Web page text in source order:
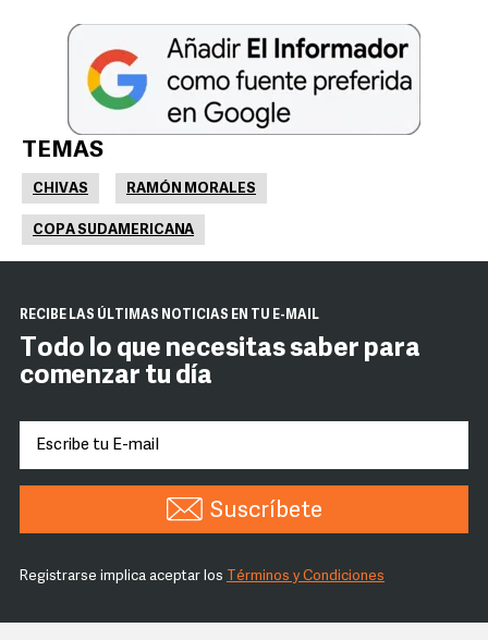
TEMAS
CHIVAS RAMÓN MORALES
COPA SUDAMERICANA
RECIBE LAS ÚLTIMAS NOTICIAS EN TU E-MAIL
Todo lo que necesitas saber para
comenzar tu día
Suscríbete
Registrarse implica aceptar los Términos y Condiciones